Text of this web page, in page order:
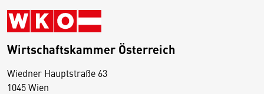
Wirtschaftskammer Österreich
Wiedner Hauptstraße 63
1045 Wien
D